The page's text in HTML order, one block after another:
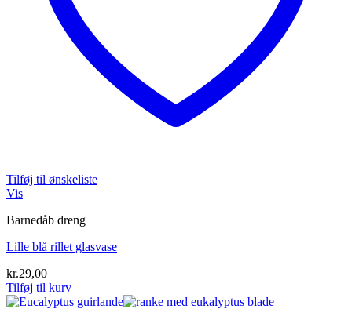
Tilføj til ønskeliste
Vis
Barnedåb dreng
Lille blå rillet glasvase
kr.29,00
Tilføj til kurv